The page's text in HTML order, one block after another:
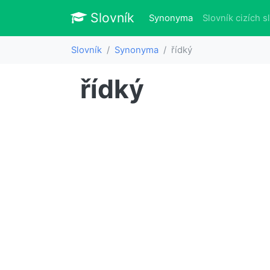
Slovník Slovník
Synonyma(aktuálně)
Slovník cizích
Slovník Synonyma řídký
řídký